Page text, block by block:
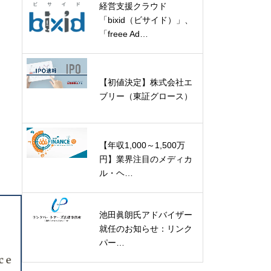
経営支援クラウド
「bixid（ビサイド）」、
「freee Ad…
【初値決定】株式会社エ
ブリー（東証グロース）
【年収1,000～1,500万
円】業界注目のメディカ
ル・ヘ…
池田眞朗氏アドバイザー
就任のお知らせ：リンク
パー…